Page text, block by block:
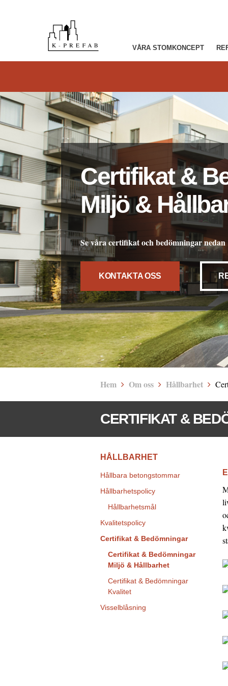
VÅRA STOMKONCEPT
Certifikat &
Miljö &
Se våra certifikat och bedömningar nedan
KONTAKTA OSS
Hem Om oss Hållbarhet
CERTIFIKAT &
HÅLLBARHET
Hållbara betongstommar
Hållbarhetspolicy
Hållbarhetsmål
Kvalitetspolicy
Certifikat & Bedömningar
Certifikat & Bedömningar
Miljö & Hållbarhet
Certifikat & Bedömningar
Kvalitet
Visselblåsning